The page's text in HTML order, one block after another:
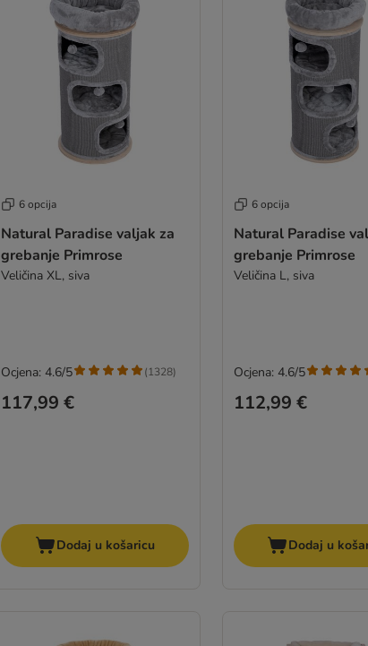
6 opcija
Natural Paradise valjak za
grebanje Primrose
Veličina XL, siva
117,99 €
Ocjena: 4.6/5 (1328)
Dodaj u košaricu
6 opcija
Natural Paradise
grebanje Primrose
Veličina L, siva
112,99 €
Ocjena: 4.6/5
Dodaj u